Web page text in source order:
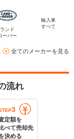
ランド
ーバー
輸入車
すべて
全てのメーカーを見る
流れ
3
定額を
比べて売却先
決める